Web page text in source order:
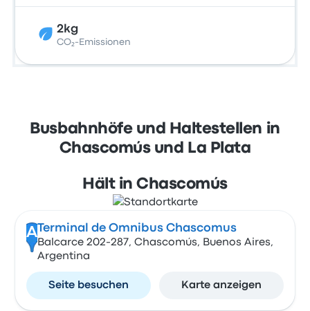
2kg
CO₂-Emissionen
Busbahnhöfe und Haltestellen in
Chascomús und La Plata
Hält in Chascomús
A Terminal de Omnibus Chascomus
Balcarce 202-287, Chascomús, Buenos Aires,
Argentina
Seite besuchen Karte anzeigen